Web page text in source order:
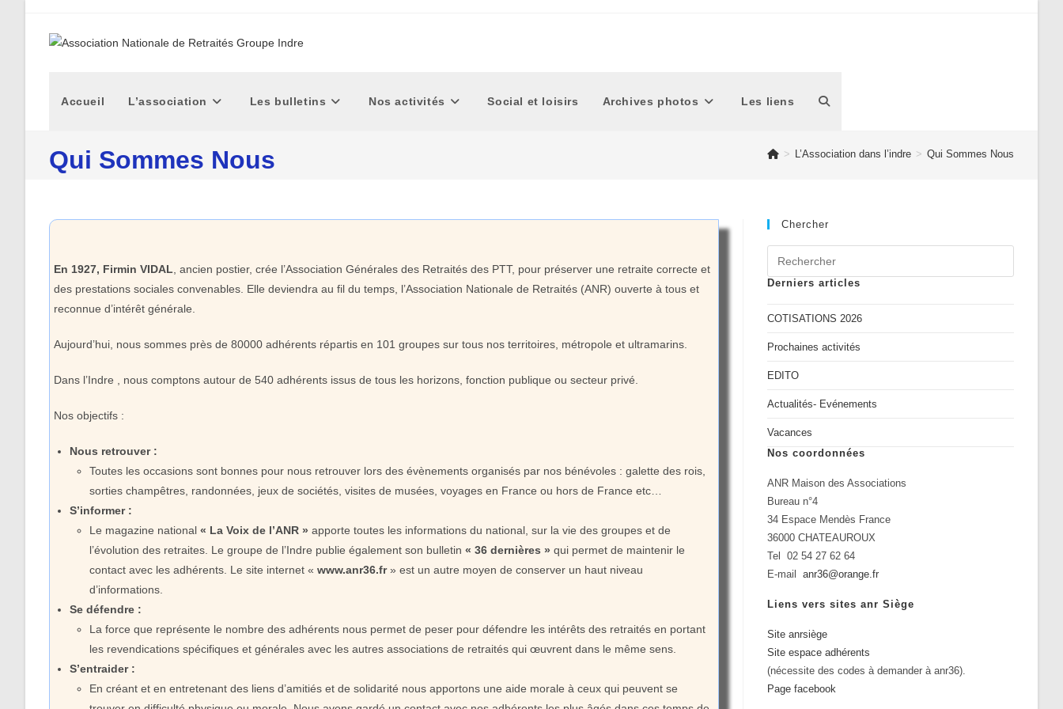
Accueil L’association Les bulletins Nos activités Social et loisirs Archives photos Les liens Toggle
website
Qui Sommes Nous > L’Association dans l’indre > Qui Sommes Nous
En 1927, Firmin VIDAL , ancien postier, crée l’Association Générales des Retraités des PTT, pour préserver une retraite correcte et
des prestations sociales convenables. Elle deviendra au fil du temps, l’Association Nationale de Retraités (ANR) ouverte à tous et
reconnue d’intérêt générale.
Aujourd’hui, nous sommes près de 80000 adhérents répartis en 101 groupes sur tous nos territoires, métropole et ultramarins.
Dans l’Indre , nous comptons autour de 540 adhérents issus de tous les horizons, fonction publique ou secteur privé.
Nos objectifs :
Nous retrouver :
Toutes les occasions sont bonnes pour nous retrouver lors des évènements organisés par nos bénévoles : galette des rois,
sorties champêtres, randonnées, jeux de sociétés, visites de musées, voyages en France ou hors de France etc…
S’informer :
Le magazine national « La Voix de l’ANR » apporte toutes les informations du national, sur la vie des groupes et de
l’évolution des retraites. Le groupe de l’Indre publie également son bulletin « 36 dernières » qui permet de maintenir le
contact avec les adhérents. Le site internet « www.anr36.fr» est un autre moyen de conserver un haut niveau
d’informations.
Se défendre :
La force que représente le nombre des adhérents nous permet de peser pour défendre les intérêts des retraités en portant
les revendications spécifiques et générales avec les autres associations de retraités qui œuvrent dans le même sens.
S’entraider :
En créant et en entretenant des liens d’amitiés et de solidarité nous apportons une aide morale à ceux qui peuvent se
Chercher
Derniers articles
COTISATIONS 2026
Prochaines activités
EDITO
Actualités- Evénements
Vacances
Nos coordonnées
ANR Maison des Associations
Bureau n°4
34 Espace Mendès France
36000 CHATEAUROUX
Tel 02 54 27 62 64
E-mailanr36@orange.fr
Liens vers sites anr Siège
Site anrsiège
Site espace adhérents
(nécessite des codes à demander à anr36).
Page facebook